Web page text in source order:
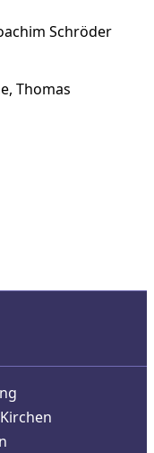
Schröder
Thomas